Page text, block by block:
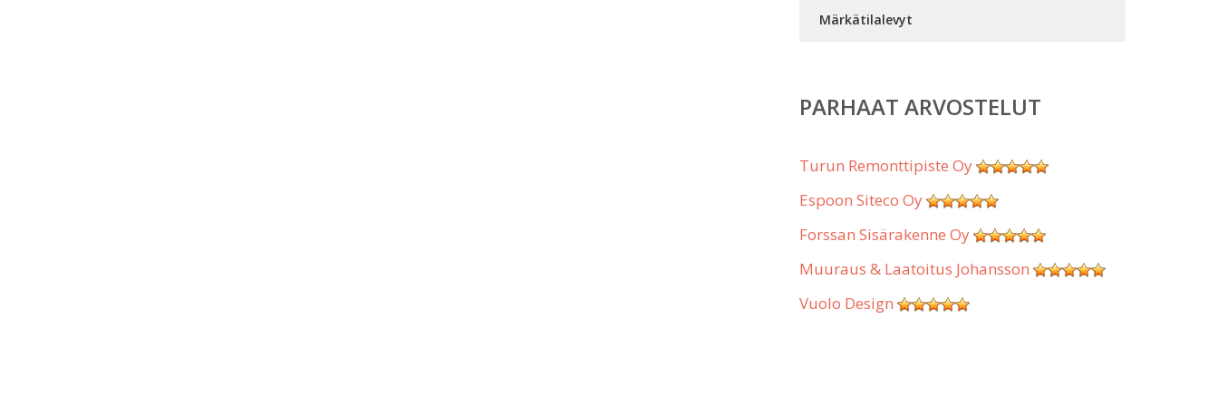
Märkätilalevyt
PARHAAT ARVOSTELUT
Turun Remonttipiste Oy
Espoon Siteco Oy
Forssan Sisärakenne Oy
Muuraus & Laatoitus Johansson
Vuolo Design